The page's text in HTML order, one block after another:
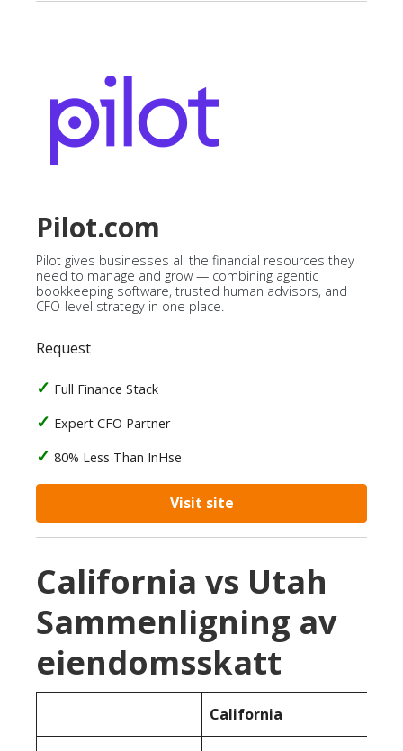
Pilot.com
Pilot gives businesses all the financial resources they
need to manage and grow — combining agentic
bookkeeping software, trusted human advisors, and
CFO-level strategy in one place.
Request
Full Finance Stack
Expert CFO Partner
80% Less Than InHse
Visit site
California vs Utah
Sammenligning av
eiendomsskatt
California